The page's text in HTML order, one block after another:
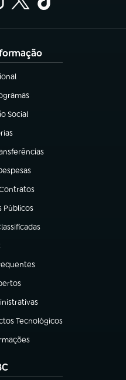
nova aba)
aba)
Social
aba)
nova aba)
aba)
aba)
Públicos
aba)
aba)
em nova aba)
aba)
aba)
aba)
Tecnológicos
aba)